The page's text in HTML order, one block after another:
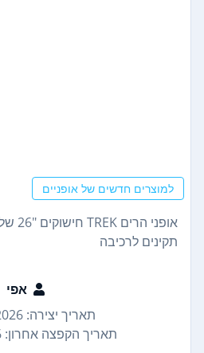
למוצרים חדשים של אופניים
תקינים לרכיבה
אפי
תאריך יצירה: 10/06/2026
תאריך הקפצה אחרון: 31/07/2026